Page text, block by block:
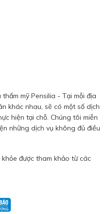
mỹ Pensilia - Tại mỗi địa
khác nhau, sẽ có một số dịch
hiện tại chỗ. Chúng tôi miễn
những dịch vụ không đủ điều
được tham khảo từ các